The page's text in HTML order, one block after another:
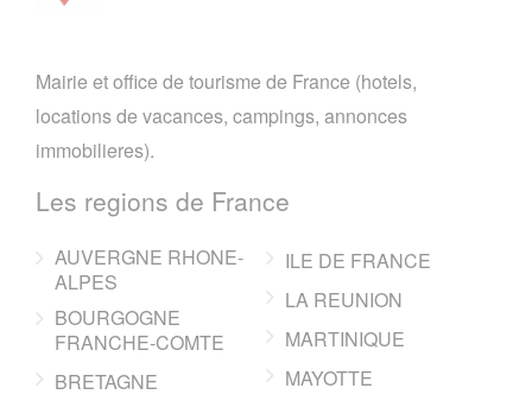
Mairie et office de tourisme de France (hotels,
locations de vacances, campings, annonces
immobilieres).
Les regions de France
AUVERGNE RHONE-
ALPES
BOURGOGNE
FRANCHE-COMTE
BRETAGNE
ILE DE FRANCE
LA REUNION
MARTINIQUE
MAYOTTE